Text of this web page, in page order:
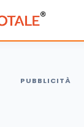
PUBBLICITÀ